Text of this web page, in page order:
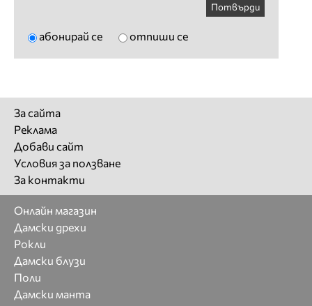
Потвърди
абонирай се отпиши се
За сайта
Реклама
Добави сайт
Условия за ползване
За контакти
Онлайн магазин
Дамски дрехи
Рокли
Дамски блузи
Поли
Дамски манта